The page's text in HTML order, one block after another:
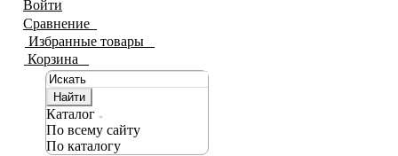
Войти
Сравнение
Избранные товары
Корзина
Найти
Каталог
По всему сайту
По каталогу